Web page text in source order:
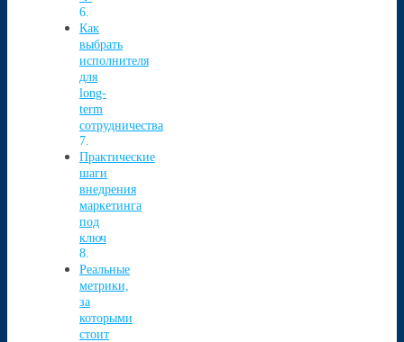
Как
выбрать
исполнителя
для
long-
term
сотрудничества
Практические
шаги
внедрения
маркетинга
под
ключ
Реальные
метрики,
за
которыми
стоит